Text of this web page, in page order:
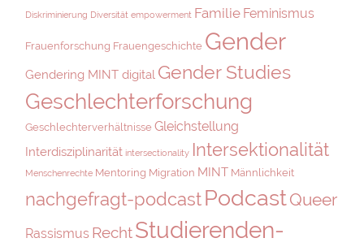
Diskriminierung Diversität empowerment Familie Feminismus
Frauenforschung Frauengeschichte Gender
Gendering MINT digital Gender Studies
Geschlechterforschung
Geschlechterverhältnisse Gleichstellung
Interdisziplinarität intersectionality Intersektionalität
Menschenrechte Mentoring Migration MINT Männlichkeit
nachgefragt-podcastPodcastQueer
Rassismus RechtStudierenden-